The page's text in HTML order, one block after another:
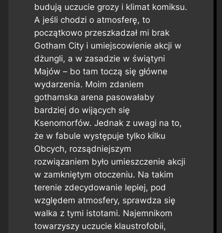
budują uczucie grozy i klimat komiksu.
A jeśli chodzi o atmosferę, to
początkowo przeszkadzał mi brak
Gotham City i umiejscowienie akcji w
dżungli, a w zasadzie w świątyni
Majów – bo tam toczą się główne
wydarzenia. Moim zdaniem
gothamska arena pasowałaby
bardziej do wijących się
Ksenomorfów. Jednak z uwagi na to,
że w fabule występuje tylko kilku
Obcych, rozsądniejszym
rozwiązaniem było umieszczenie akcji
w zamkniętym otoczeniu. Na takim
terenie zdecydowanie lepiej, pod
względem atmosfery, sprawdza się
walka z tymi istotami. Najemnikom
towarzyszy uczucie klaustrofobii,